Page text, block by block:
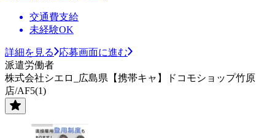
交通費支給
未経験OK
詳細を見る
応募画面に進む
派遣労働者
株式会社シエロ_広島県【携帯キャ】ドコモショップ竹原
店/AF5(1)